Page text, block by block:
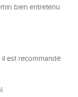
bien entretenu
est recommandé